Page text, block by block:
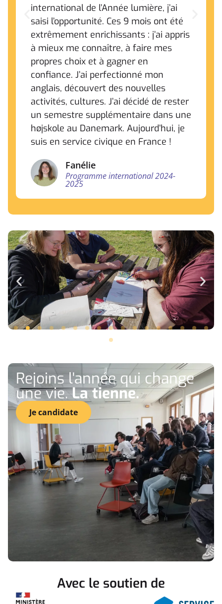
international de l’Année lumière, j’ai
saisi l’opportunité. Ces 9 mois ont été
extrêmement enrichissants : j’ai appris
à mieux me connaître, à faire mes
propres choix et à gagner en
confiance. J’ai perfectionné mon
anglais, découvert des nouvelles
activités, cultures. J’ai décidé de rester
un semestre supplémentaire dans une
højskole au Danemark. Aujourd’hui, je
suis en service civique en France !
Fanélie
Programme international 2024-
2025
Rejoins l'année qui change
une vie.La tienne.
Je candidate
Avec le soutien de